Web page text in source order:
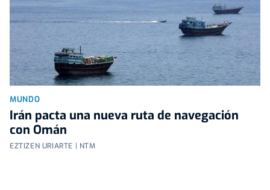
MUNDO
Irán pacta una nueva ruta de navegación
con Omán
EZTIZEN URIARTE | NTM